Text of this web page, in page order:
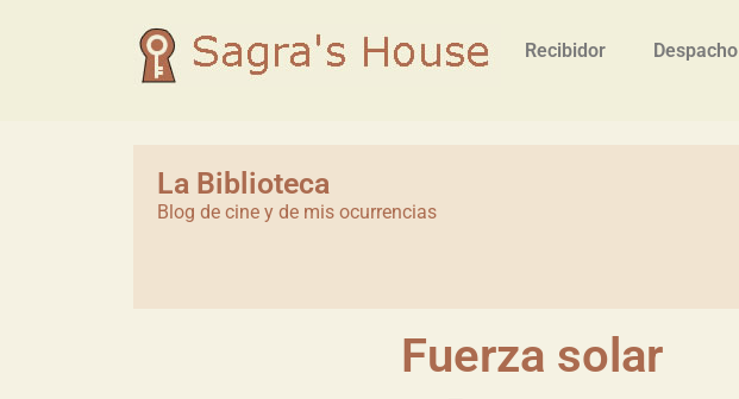
Recibidor Despacho
La Biblioteca
Blog de cine y de mis ocurrencias
Fuerza solar